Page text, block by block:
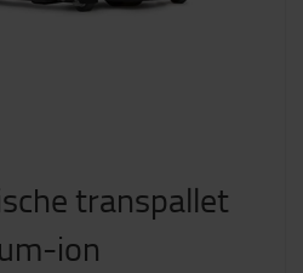
transpallet
ion